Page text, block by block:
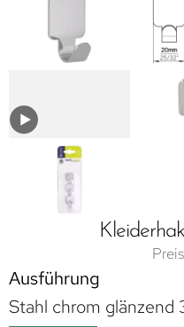
Ausführung
Stahl chrom glänzend